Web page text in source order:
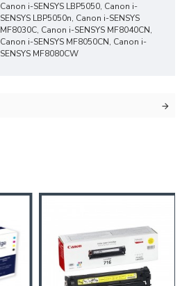
Canon i-SENSYS LBP5050, Canon i-
SENSYS LBP5050n, Canon i-SENSYS
MF8030C, Canon i-SENSYS MF8040CN,
Canon i-SENSYS MF8050CN, Canon i-
SENSYS MF8080CW